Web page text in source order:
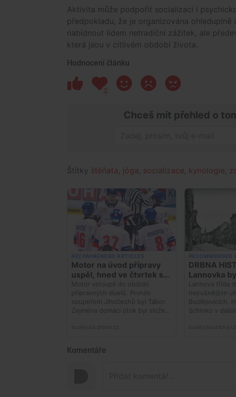
Aktivita může podpořit socializaci i
předpokladu, že je organizována
nabídnout lidem netradiční zážitek, ale
která jsou v citlivém období života.
Hodnocení článku
2
Chceš mít přehled o
Štítky štěňata jóga socializace kynologie
Komentáře